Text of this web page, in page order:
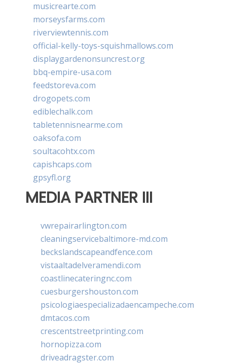
musicrearte.com
morseysfarms.com
riverviewtennis.com
official-kelly-toys-squishmallows.com
displaygardenonsuncrest.org
bbq-empire-usa.com
feedstoreva.com
drogopets.com
ediblechalk.com
tabletennisnearme.com
oaksofa.com
soultacohtx.com
capishcaps.com
gpsyfl.org
MEDIA PARTNER III
vwrepairarlington.com
cleaningservicebaltimore-md.com
beckslandscapeandfence.com
vistaaltadelveramendi.com
coastlinecateringnc.com
cuesburgershouston.com
psicologiaespecializadaencampeche.com
dmtacos.com
crescentstreetprinting.com
hornopizza.com
driveadragster.com